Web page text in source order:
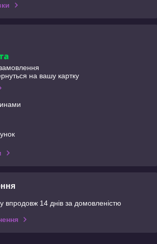
на вашу картку
впродовж 14 днів за домовленістю